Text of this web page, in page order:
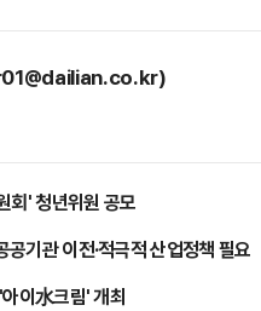
회' 청년위원 공모
기관 이전·적극적 산업정책 필요
이水크림' 개최